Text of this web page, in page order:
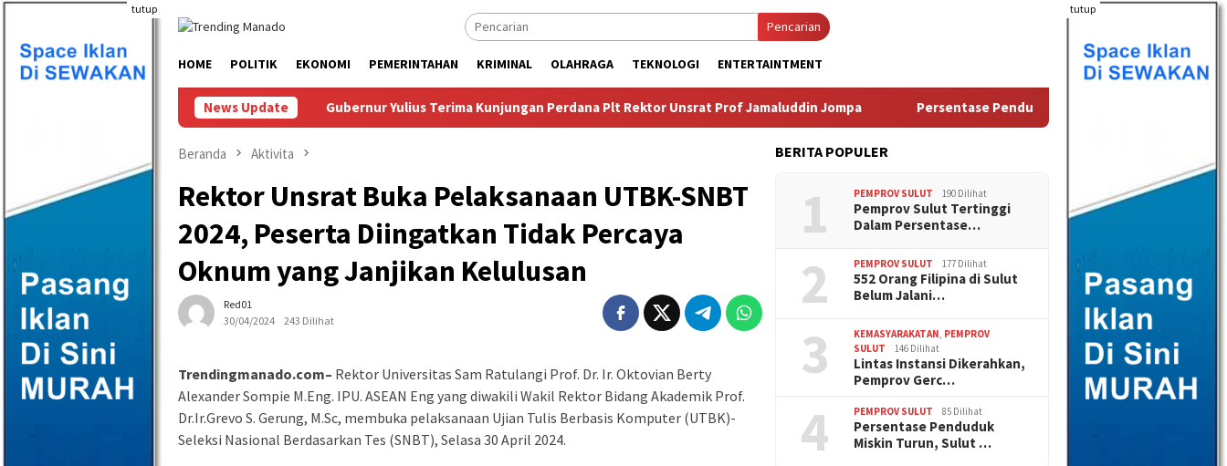
Loncat
konten
tutup tutup
Pencarian
HOME POLITIK EKONOMI PEMERINTAHAN KRIMINAL OLAHRAGA TEKNOLOGI ENTERTAINTMENT
News UpdateGubernur Yulius Terima Kunjungan Perdana Plt Rektor Unsrat Prof Jamaluddin Jompa Persentase Penduduk Miskin Turun, Sulut Provinsi
Beranda Aktivita
Rektor Unsrat Buka Pelaksanaan UTBK-SNBT
2024, Peserta Diingatkan Tidak Percaya
Oknum yang Janjikan Kelulusan
Red01
30/04/2024
243 Dilihat
Trendingmanado.com– Rektor Universitas Sam Ratulangi Prof. Dr. Ir. Oktovian Berty
Alexander Sompie M.Eng. IPU. ASEAN Eng yang diwakili Wakil Rektor Bidang Akademik Prof.
Dr.Ir.Grevo S. Gerung, M.Sc, membuka pelaksanaan Ujian Tulis Berbasis Komputer (UTBK)-
Seleksi Nasional Berdasarkan Tes (SNBT), Selasa 30 April 2024.
BERITA POPULER
1 PEMPROV SULUT 190 Dilihat
Pemprov Sulut Tertinggi
Dalam Persentase…
2 PEMPROV SULUT 177 Dilihat
552 Orang Filipina di Sulut
Belum Jalani…
3 KEMASYARAKATAN, PEMPROV
SULUT
146 Dilihat
Lintas Instansi Dikerahkan,
Pemprov Gerc…
4 PEMPROV SULUT 85 Dilihat
Persentase Penduduk
Miskin Turun, Sulut …